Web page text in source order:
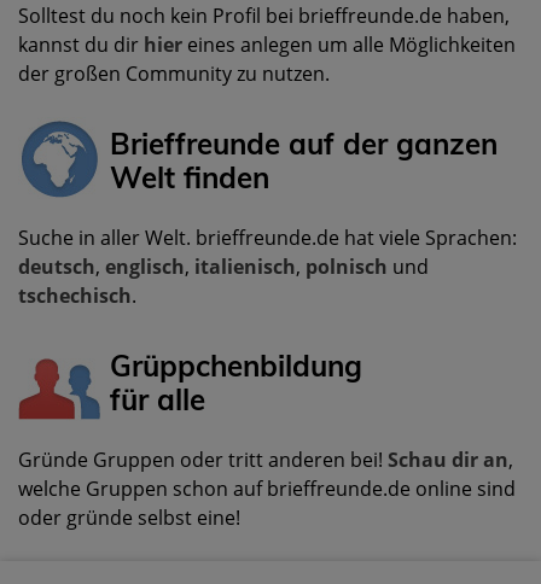
Solltest du noch kein Profil bei brieffreunde.de haben,
kannst du dir hier eines anlegen um alle Möglichkeiten
der großen Community zu nutzen.
Brieffreunde auf der ganzen
Welt finden
Suche in aller Welt. brieffreunde.de hat viele Sprachen:
deutsch, englisch, italienisch, polnisch und
tschechisch.
Grüppchenbildung
für alle
Gründe Gruppen oder tritt anderen bei! Schau dir an,
welche Gruppen schon auf brieffreunde.de online sind
oder gründe selbst eine!